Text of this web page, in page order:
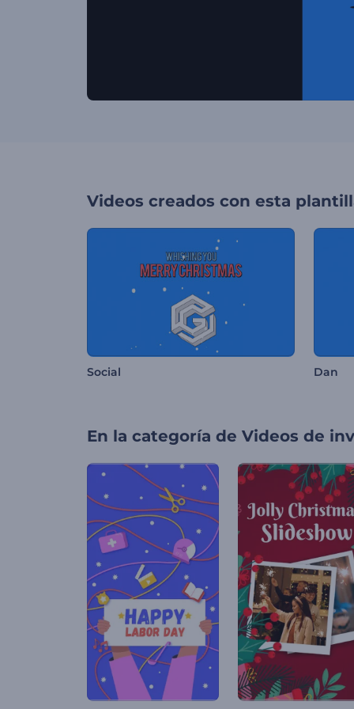
Videos creados con esta
Social Dan
En la categoría de Videos de